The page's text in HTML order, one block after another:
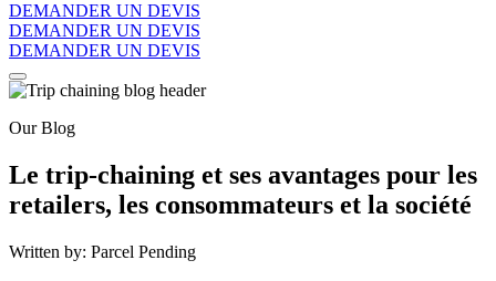
DEMANDER UN DEVIS
DEMANDER UN DEVIS
DEMANDER UN DEVIS
Our Blog
Le trip-chaining et ses avantages pour les
retailers, les consommateurs et la société
Written by: Parcel Pending